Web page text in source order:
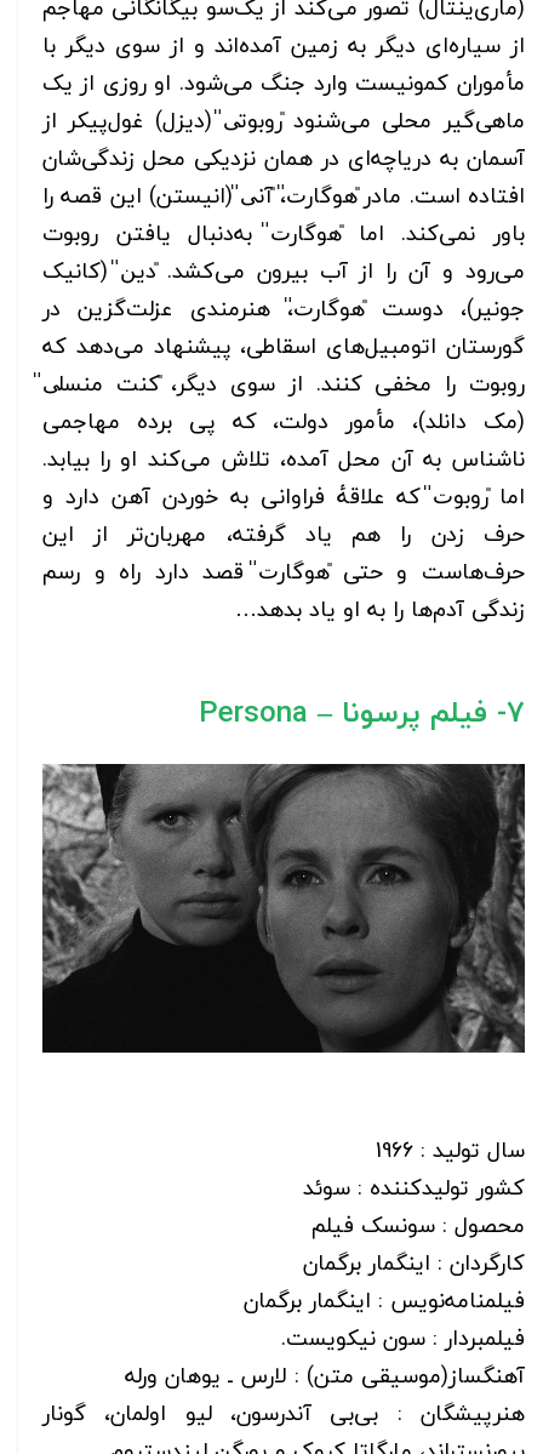
(ماری‌ینتال) تصور می‌کند از یک‌سو بیگانگانی مهاجم
از سیاره‌ای دیگر به زمین آمده‌اند و از سوی دیگر با
مأموران کمونیست وارد جنگ می‌شود. او روزی از یک
ماهی‌گیر محلی می‌شنود ̎روبوتی̎ (دیزل) غول‌پیکر از
آسمان به دریاچه‌ای در همان نزدیکی محل زندگی‌شان
افتاده است. مادر ̎هوگارت̎، ̎آنی̎ (انیستن) این قصه را
باور نمی‌کند. اما ̎هوگارت̎ به‌دنبال یافتن روبوت
می‌رود و آن را از آب بیرون می‌کشد. ̎دین̎ (کانیک
جونیر)، دوست ̎هوگارت̎، هنرمندی عزلت‌گزین در
گورستان اتومبیل‌های اسقاطی، پیشنهاد می‌دهد که
روبوت را مخفی کنند. از سوی دیگر، ̎کنت منسلی̎
(مک دانلد)، مأمور دولت، که پی برده مهاجمی
ناشناس به آن محل آمده، تلاش می‌کند او را بیابد.
اما ̎روبوت̎ که علاقهٔ فراوانی به خوردن آهن دارد و
حرف زدن را هم یاد گرفته، مهربان‌تر از این
حرف‌هاست و حتی ̎هوگارت̎ قصد دارد راه و رسم
زندگی آدم‌ها را به او یاد بدهد…
7- فیلم پرسونا – Persona
سال تولید : 1966
کشور تولیدکننده : سوئد
محصول : سونسک فیلم
کارگردان : اینگمار برگمان
فیلمنامه‌نویس : اینگمار برگمان
فیلمبردار : سون نیکویست.
آهنگساز(موسیقی متن) : لارس ـ یوهان ورله
هنرپیشگان : بی‌بی آندرسون، لیو اولمان، گونار